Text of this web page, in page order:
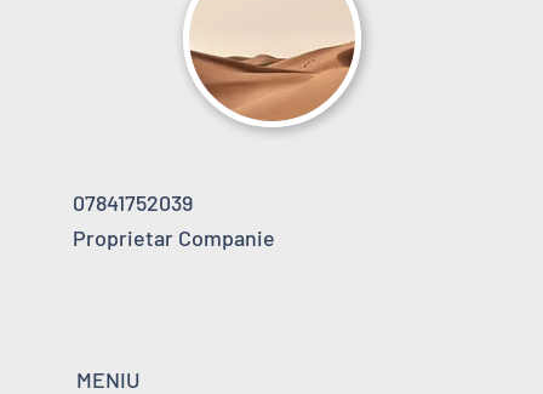
07841752039
Proprietar Companie
MENIU